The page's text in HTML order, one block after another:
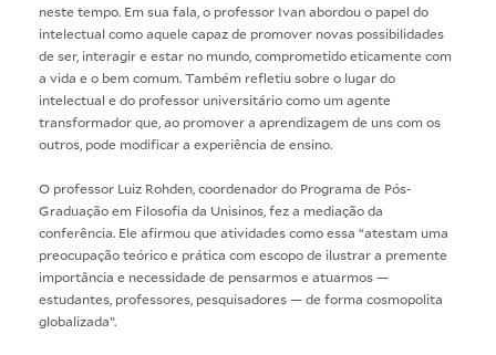
neste tempo. Em sua fala, o professor Ivan abordou o papel do
intelectual como aquele capaz de promover novas possibilidades
de ser, interagir e estar no mundo, comprometido eticamente com
a vida e o bem comum. Também refletiu sobre o lugar do
intelectual e do professor universitário como um agente
transformador que, ao promover a aprendizagem de uns com os
outros, pode modificar a experiência de ensino.
O professor Luiz Rohden, coordenador do Programa de Pós-
Graduação em Filosofia da Unisinos, fez a mediação da
conferência. Ele afirmou que atividades como essa “atestam uma
preocupação teórico e prática com escopo de ilustrar a premente
importância e necessidade de pensarmos e atuarmos —
estudantes, professores, pesquisadores — de forma cosmopolita
globalizada”.